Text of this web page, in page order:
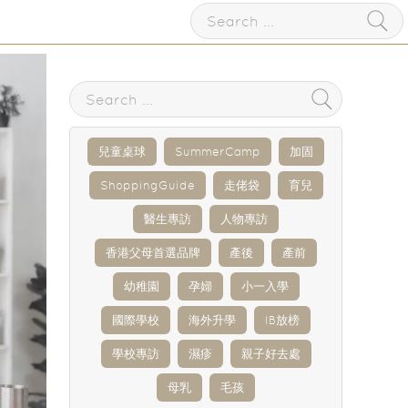
兒童桌球 SummerCamp 加固
ShoppingGuide 走佬袋 育兒
醫生專訪 人物專訪
香港父母首選品牌 產後 產前
幼稚園 孕婦 小一入學
國際學校 海外升學 IB放榜
學校專訪 濕疹 親子好去處
母乳 毛孩